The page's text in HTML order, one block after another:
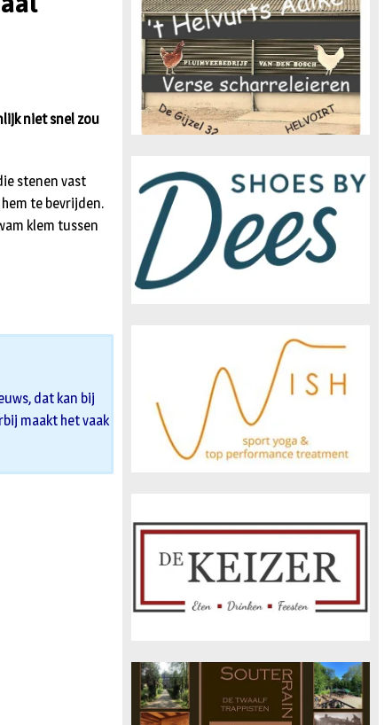
niet snel zou
stenen vast
te bevrijden.
klem tussen
dat kan bij
maakt het vaak
n